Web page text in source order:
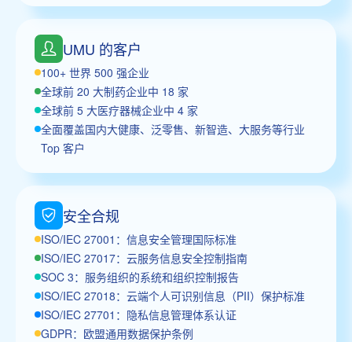
UMU 的客户
100+ 世界 500 强企业
全球前 20 大制药企业中 18 家
全球前 5 大医疗器械企业中 4 家
全面覆盖国内大健康、泛零售、新智造、大服务等行业
Top 客户
安全合规
ISO/IEC 27001：信息安全管理国际标准
ISO/IEC 27017：云服务信息安全控制指南
SOC 3：服务组织的系统和组织控制报告
ISO/IEC 27018：云端个人可识别信息（PII）保护标准
ISO/IEC 27701：隐私信息管理体系认证
GDPR：欧盟通用数据保护条例